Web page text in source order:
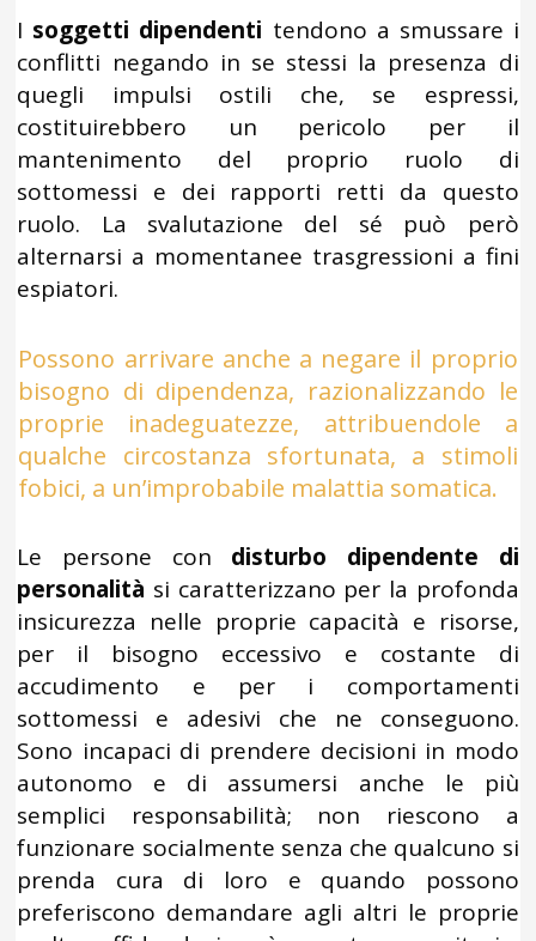
I soggetti dipendenti tendono a smussare i
conflitti negando in se stessi la presenza di
quegli impulsi ostili che, se espressi,
costituirebbero un pericolo per il
mantenimento del proprio ruolo di
sottomessi e dei rapporti retti da questo
ruolo. La svalutazione del sé può però
alternarsi a momentanee trasgressioni a fini
espiatori.
Possono arrivare anche a negare il proprio
bisogno di dipendenza, razionalizzando le
proprie inadeguatezze, attribuendole a
qualche circostanza sfortunata, a stimoli
fobici, a un’improbabile malattia somatica.
Le persone con disturbo dipendente di
personalità si caratterizzano per la profonda
insicurezza nelle proprie capacità e risorse,
per il bisogno eccessivo e costante di
accudimento e per i comportamenti
sottomessi e adesivi che ne conseguono.
Sono incapaci di prendere decisioni in modo
autonomo e di assumersi anche le più
semplici responsabilità; non riescono a
funzionare socialmente senza che qualcuno si
prenda cura di loro e quando possono
preferiscono demandare agli altri le proprie